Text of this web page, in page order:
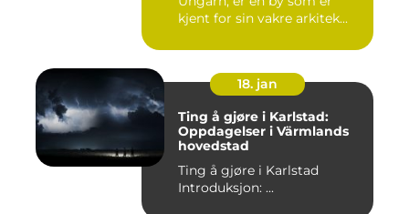
kjent for sin vakre arkitek...
18. jan
Ting å gjøre i Karlstad:
Oppdagelser i Värmlands
hovedstad
Ting å gjøre i Karlstad
Introduksjon: ...